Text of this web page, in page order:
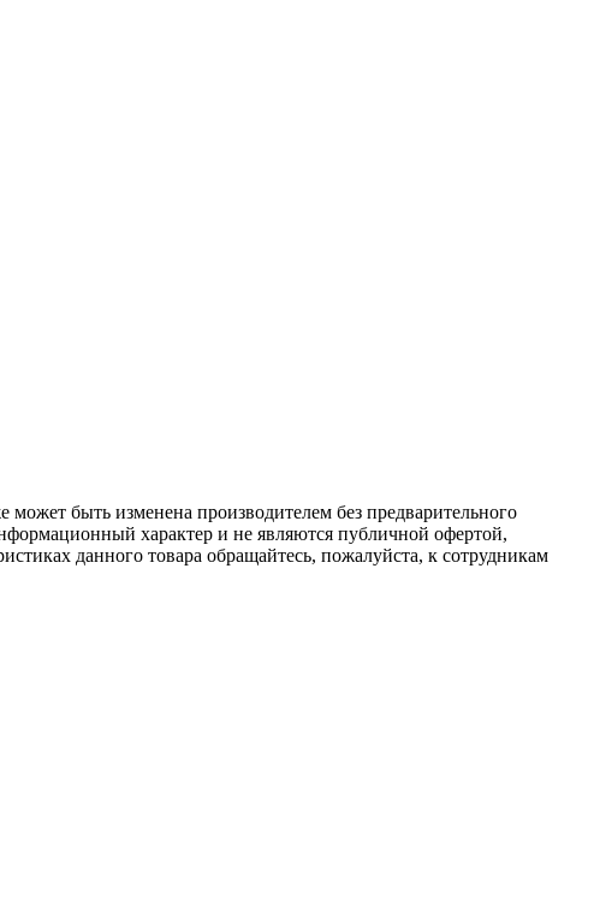
быть изменена производителем без предварительного
характер и не являются публичной офертой,
данного товара обращайтесь, пожалуйста, к сотрудникам